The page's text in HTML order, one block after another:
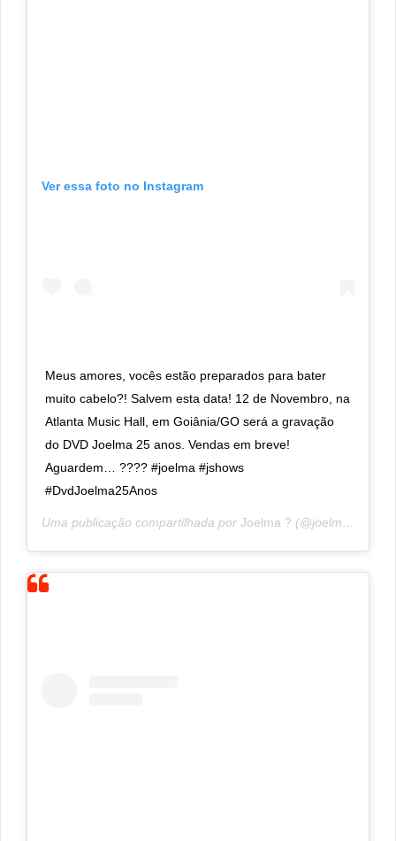
Ver essa foto no Instagram
Meus amores, vocês estão preparados para bater
muito cabelo?! Salvem esta data! 12 de Novembro, na
Atlanta Music Hall, em Goiânia/GO será a gravação
do DVD Joelma 25 anos. Vendas em breve!
Aguardem… ???? #joelma #jshows
#DvdJoelma25Anos
Uma publicação compartilhada por Joelma ? (@joelmaareal) em